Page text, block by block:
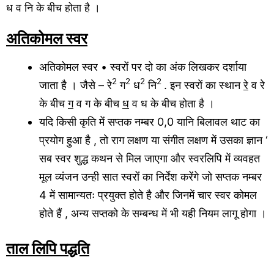
ध व नि के बीच होता है ।
अतिकोमल स्वर
अतिकोमल स्वर • स्वरों पर दो का अंक लिखकर दर्शाया
जाता है । जैसे – रे2 ग2 ध2 नि2 . इन स्वरों का स्थानरेव रे
के बीचगव ग के बीचधव ध के बीच होता है ।
यदि किसी कृति में सप्तक नम्बर 0,0 यानि बिलावल थाट का
प्रयोग हुआ है , तो राग लक्षण या संगीत लक्षण में उसका ज्ञान ‘
सब स्वर शुद्ध कथन से मिल जाएगा और स्वरलिपि में व्यवहत
मूल व्यंजन उन्ही सात स्वरों का निर्देश करेंगे जो सप्तक नम्बर
4 में सामान्यतः प्रयुक्त होते है और जिनमें चार स्वर कोमल
होते हैं , अन्य सप्तको के सम्बन्ध में भी यही नियम लागू होगा ।
ताल लिपि पद्धति